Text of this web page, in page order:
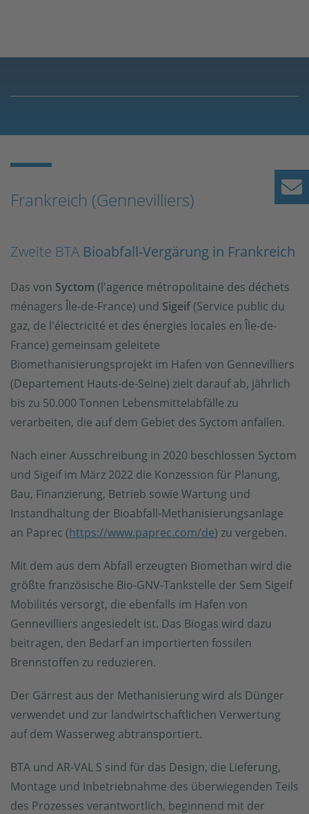
Frankreich (Gennevilliers)
Zweite BTA Bioabfall-Vergärung in Frankreich
Das von Syctom (l'agence métropolitaine des déchets
ménagers Île-de-France) und Sigeif (Service public du
gaz, de l'électricité et des énergies locales en Île-de-
France) gemeinsam geleitete
Biomethanisierungsprojekt im Hafen von Gennevilliers
(Departement Hauts-de-Seine) zielt darauf ab, jährlich
bis zu 50.000 Tonnen Lebensmittelabfälle zu
verarbeiten, die auf dem Gebiet des Syctom anfallen.
Nach einer Ausschreibung in 2020 beschlossen Syctom
und Sigeif im März 2022 die Konzession für Planung,
Bau, Finanzierung, Betrieb sowie Wartung und
Instandhaltung der Bioabfall-Methanisierungsanlage
an Paprec (https://www.paprec.com/de) zu vergeben.
Mit dem aus dem Abfall erzeugten Biomethan wird die
größte französische Bio-GNV-Tankstelle der Sem Sigeif
Mobilités versorgt, die ebenfalls im Hafen von
Gennevilliers angesiedelt ist. Das Biogas wird dazu
beitragen, den Bedarf an importierten fossilen
Brennstoffen zu reduzieren.
Der Gärrest aus der Methanisierung wird als Dünger
verwendet und zur landwirtschaftlichen Verwertung
auf dem Wasserweg abtransportiert.
BTA und AR-VAL S sind für das Design, die Lieferung,
Montage und Inbetriebnahme des überwiegenden Teils
des Prozesses verantwortlich, beginnend mit der